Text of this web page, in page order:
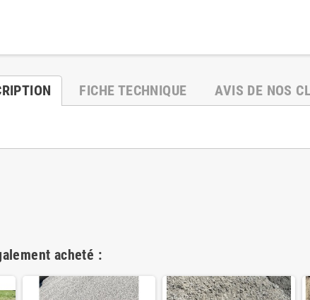
FICHE TECHNIQUE AVIS DE NOS
acheté :